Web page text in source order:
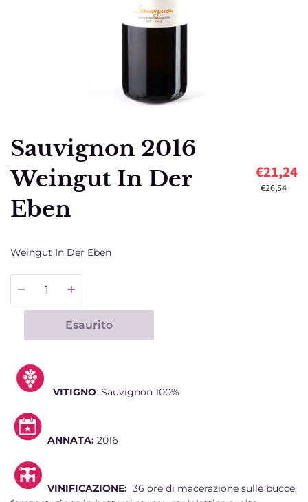
Sauvignon 2016
Weingut In Der
Eben
€21,24
€26,54
Weingut In Der Eben
Quantità
Esaurito
VITIGNO: Sauvignon 100%
ANNATA: 2016
VINIFICAZIONE: 36 ore di macerazione sulle bucce,